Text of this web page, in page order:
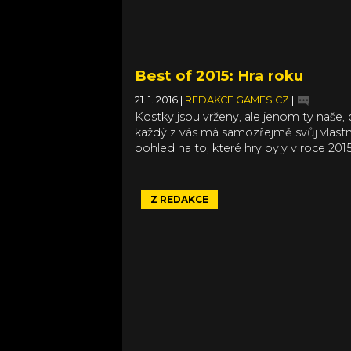
Best of 2015: Hra roku
21. 1. 2016 REDAKCE GAMES.CZ
Kostky jsou vrženy, ale jenom ty naše,
každý z vás má samozřejmě svůj
pohled na to, které hry byly v roce
ale můžeme bavit či handrkovat, že
byla ta či ona hra a vzájemně se
Z REDAKCE